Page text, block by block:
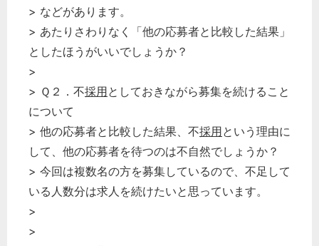
> などがあります。
> あたりさわりなく「他の応募者と比較した結果」
としたほうがいいでしょうか？
>
> Ｑ２．不採用としておきながら募集を続けること
について
> 他の応募者と比較した結果、不採用という理由に
して、他の応募者を待つのは不自然でしょうか？
> 今回は複数名の方を募集しているので、不足して
いる人数分は求人を続けたいと思っています。
>
>